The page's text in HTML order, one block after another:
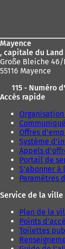
:
Mayence
, capitale du Land
Große Bleiche 46/
55116 Mayence
115 - Numéro
Accès rapide
Offres
Système
Appels
Portail de
S'abonner à
Paramètres
Service de la ville
Plan de la
Points
Toilettes